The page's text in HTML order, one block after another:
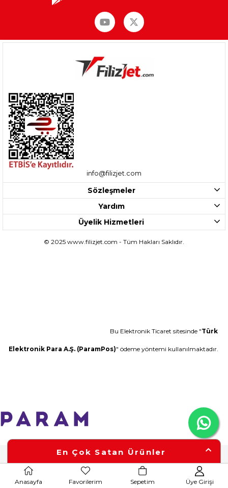
En Çok Satan Ürünler
info@filizjet.com
Sözleşmeler
Yardım
Üyelik Hizmetleri
© 2025 www.filizjet.com - Tüm Hakları Saklıdır.
Bu Elektronik Ticaret sitesinde "Türk
Elektronik Para A.Ş. (ParamPos)" ödeme yöntemi kullanılmaktadır.
Anasayfa Favorilerim Sepetim Üye Girişi